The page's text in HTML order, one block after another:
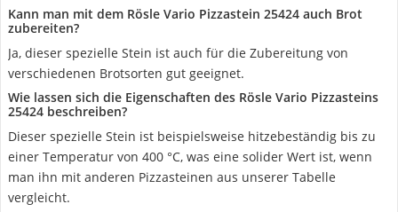
Kann man mit dem Rösle Vario Pizzastein 25424 auch Brot
zubereiten?
Ja, dieser spezielle Stein ist auch für die Zubereitung von
verschiedenen Brotsorten gut geeignet.
Wie lassen sich die Eigenschaften des Rösle Vario Pizzasteins
25424 beschreiben?
Dieser spezielle Stein ist beispielsweise hitzebeständig bis zu
einer Temperatur von 400 °C, was eine solider Wert ist, wenn
man ihn mit anderen Pizzasteinen aus unserer Tabelle
vergleicht.